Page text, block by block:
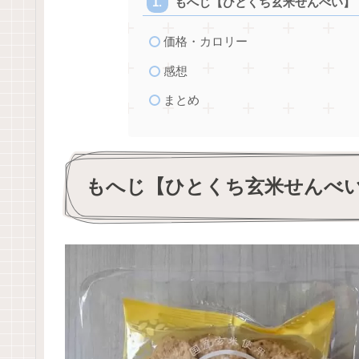
価格・カロリー
感想
まとめ
もへじ【ひとくち玄米せんべ